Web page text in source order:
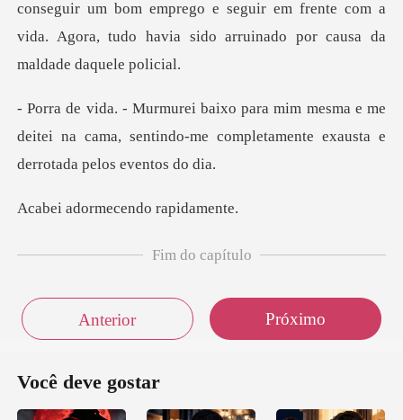
sma e me
deitei na cama, sentindo-me completa
rmecendo r
Fim do capítulo
Anterior Próximo
Você deve gostar